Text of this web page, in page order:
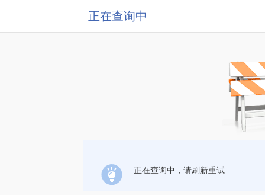
正在查询中
正在查询中，请刷新重试